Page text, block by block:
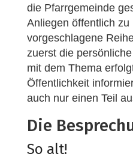
die Pfarrgemeinde
Anliegen öffentlich
vorgeschlagene
zuerst die
mit dem Thema
Öffentlichkeit
auch nur einen Teil
Die
So alt!